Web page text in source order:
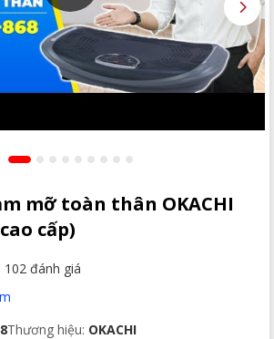
mỡ toàn thân OKACHI
cấp)
102 đánh giá
Thương hiệu: OKACHI